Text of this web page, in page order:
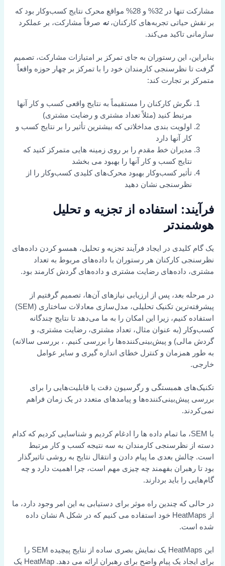
مشارکت تنها در 32% و 28% مواقع محرک نتایج کسب‌وکار بود که
بر نقش حیاتی تجربه‌های کارکنان،نه صرفاً مشارکت، بر عملکرد
سازمانی تاکید می‌کند.
بنابراین، این رستوران به جای تمرکز بر امتیازات مشارکت، تصمیم
گرفت تا نظرسنجی کارمندان خود را با تمرکز بر چهار حوزه واقعاً
متمرکز بر تجارت کند:
نگرش کارکنان را مستقیماً به نتایج واقعی کسب و کار آنها
مرتبط کنید (مثلاً تعداد مشتری و رضایت مشتری)
اولویت بندی مداخلاتی که بیشترین تأثیر را بر نتایج کسب و
کار آنها دارد
مدیران خط مقدم را بر روی زمینه هایی متمرکز کنید که
نتایج کسب و کار آنها را بهبود می بخشد
تأثیر کسب‌وکار بهبود محرک‌های کلیدی کسب‌وکار را از
نظرسنجی نشان دهید
فرآیند: استفاده از تجزیه و تحلیل
هوشمندتر
یک گام کلیدی در ایجاد فرآیند تجزیه و تحلیل، همسو کردن داده‌های
نظرسنجی کارکنان هر رستوران با داده‌های مربوط به تعداد
مشتری، داده‌های رضایت مشتری و داده‌های گردش کارمند بود.
در مرحله بعد، پس از ارزیابی نیازهای آن‌ها، تصمیم گرفتیم از
پیشرفته‌ترین تکنیک تحلیلی، مدل‌سازی معادلات ساختاری (SEM)
استفاده کنیم، زیرا این امکان را به ما می‌دهد تا نتایج چندگانه
کسب‌وکار (به عنوان مثال، تعداد مشتری، رضایت مشتری، و
گردش مالی) و پیش‌بینی‌کننده‌ها را بررسی کنیم. ، بررسی سالانه)
به طور همزمان و کنترل خطای اندازه گیری و سایر عوامل
خارجی.
تکنیک‌های همبستگی و رگرسیون دقت یا قابلیت‌هایی را برای
بررسی پیش‌بینی‌کننده‌ها و پیامدهای متعدد در یک زمان فراهم
نمی‌کردند.
با SEM، ما تمام داده ها را ادغام کردیم و شناسایی کردیم که کدام
دسته از نظرسنجی کارمندان به سه نتیجه کسب و کار مرتبط
است. چالش بعدی ما پیام دادن و انتقال نتایج به روشی تاثیرگذار
بود تا رهبران بفهمند چه چیزی مهم است، چرا اهمیت دارد و چه
گام‌هایی را باید بردارند.
در حالی که چندین راه موثر برای دستیابی به این امر وجود دارد، ما
از HeatMaps خود استفاده می کنیم که در شکل A نشان داده
شده است.
این HeatMaps یک نمایش بصری ساده از نتایج پیچیده SEM را
برای ایجاد یک پیام واضح برای رهبران ارائه می دهد. HeatMap یک